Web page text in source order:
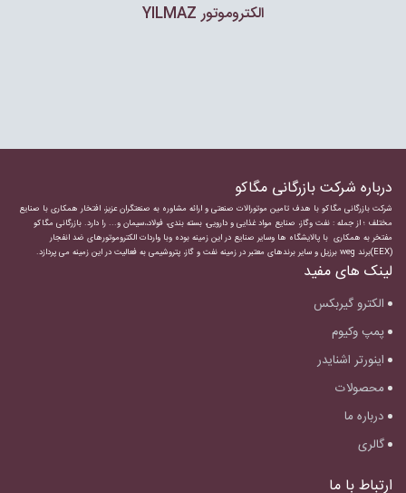
الکتروموتور YILMAZ
درباره شرکت بازرگانی مگاکو
شرکت بازرگانی مگاکو با هدف تامین موتورالات صنعتی و ارائه مشاوره به صنعتگران عزیز، افتخار همکاری با صنایع
مختلف ؛ از جمله : نفت وگاز، صنایع مواد غذایی و دارویی، بسته بندی، فولاد،،سیمان و... را دارد. بازرگانی مگاکو
مفتخر به همکاری با پالایشگاه ها وسایر صنایع در این زمینه بوده وبا واردات الکتروموتورهای ضد انفجار
(EEX)برند weg برزیل و سایر برندهای معتبر در زمینه نفت و گاز، پتروشیمی به فعالیت در این زمینه می پردازد.
لینک های مفید
الکترو گیربکس
پمپ وکیوم
اینورتر اشنایدر
محصولات
درباره ما
گالری
ارتباط با ما